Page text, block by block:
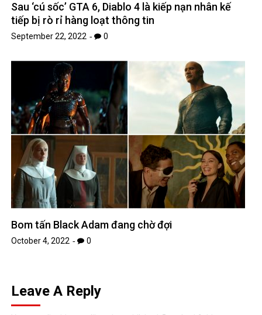
Sau ‘cú sốc’ GTA 6, Diablo 4 là kiếp nạn nhân kế
tiếp bị rò rỉ hàng loạt thông tin
September 22, 2022 0
Bom tấn Black Adam đang chờ đợi
October 4, 2022 0
Leave A Reply